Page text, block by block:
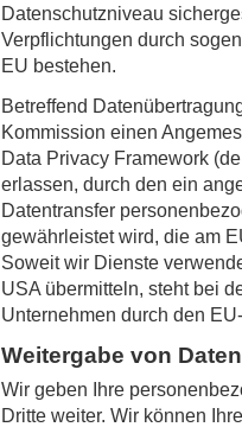
Datenschutzniveau
Verpflichtungen durch
EU bestehen.
Betreffend
Kommission einen
Data Privacy Framework
erlassen, durch den ein
Datentransfer
gewährleistet wird, die am
Soweit wir Dienste
USA übermitteln, steht bei
Unternehmen durch den
Weitergabe von
Wir geben Ihre
Dritte weiter. Wir können